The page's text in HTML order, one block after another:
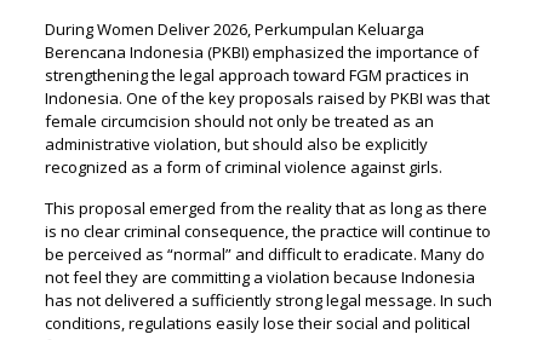
During Women Deliver 2026, Perkumpulan Keluarga
Berencana Indonesia (PKBI) emphasized the importance of
strengthening the legal approach toward FGM practices in
Indonesia. One of the key proposals raised by PKBI was that
female circumcision should not only be treated as an
administrative violation, but should also be explicitly
recognized as a form of criminal violence against girls.
This proposal emerged from the reality that as long as there
is no clear criminal consequence, the practice will continue to
be perceived as “normal” and difficult to eradicate. Many do
not feel they are committing a violation because Indonesia
has not delivered a sufficiently strong legal message. In such
conditions, regulations easily lose their social and political